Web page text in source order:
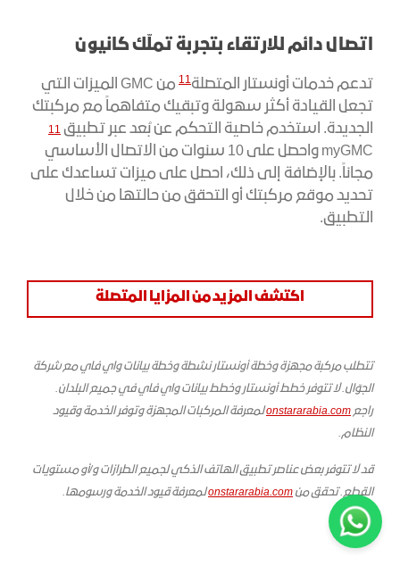
اتصال دائم للارتقاء بتجربة تملّك كانيون
تدعم خدمات أونستار المتصلة11
من GMC الميزات التي
تجعل القيادة أكثر سهولة وتبقيك متفاهماً مع مركبتك
الجديدة. استخدم خاصية التحكم عن بُعد عبر تطبيق 11
myGMC واحصل على 10 سنوات من الاتصال الأساسي
مجاناً. بالإضافة إلى ذلك، احصل على ميزات تساعدك على
تحديد موقع مركبتك أو التحقق من حالتها من خلال
التطبيق.
اكتشف المزيد من المزايا المتصلة
تتطلب مركبة مجهزة وخطة أونستار نشطة وخطة بيانات واي فاي مع شركة
الجوّال. لا تتوفر خطط أونستار وخطط بيانات واي فاي في جميع البلدان.
راجعonstararabia.comلمعرفة المركبات المجهزة وتوفر الخدمة وقيود
النظام.
قد لا تتوفر بعض عناصر تطبيق الهاتف الذكي لجميع الطرازات و/أو مستويات
القطع. تحقق منonstararabia.comلمعرفة قيود الخدمة ورسومها.